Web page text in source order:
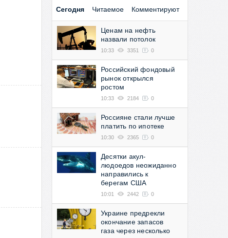
Сегодня Читаемое Комментируют
Ценам на нефть
назвали потолок
10:33 3351 0
Российский фондовый
рынок открылся
ростом
10:33 2184 0
Россияне стали лучше
платить по ипотеке
10:30 2365 0
Десятки акул-
людоедов неожиданно
направились к
берегам США
10:01 2442 0
Украине предрекли
окончание запасов
газа через несколько